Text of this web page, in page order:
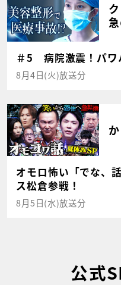
＃5 病院激震！パワ
8月4日(火)放送分
オモロ怖い「でな、
ス松倉参戦！
8月5日(水)放送分
公式